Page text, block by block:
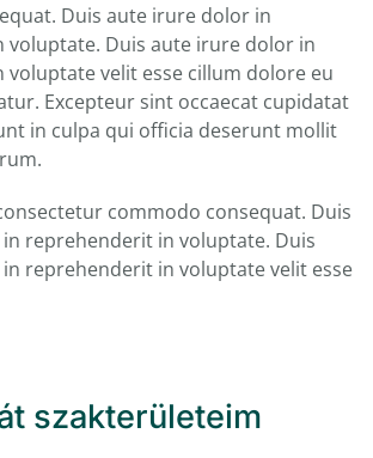
Duis aute irure dolor in
voluptate. Duis aute irure dolor in
velit esse cillum dolore eu
Excepteur sint occaecat cupidatat
in culpa qui officia deserunt mollit
commodo consequat. Duis
reprehenderit in voluptate. Duis
reprehenderit in voluptate velit esse
szakterületeim